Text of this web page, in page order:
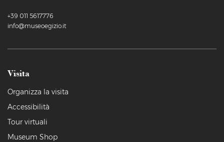
+39 011 5617776
info@museoegizio.it
Visita
Organizza la visita
Accessibilità
Tour virtuali
Museum Shop